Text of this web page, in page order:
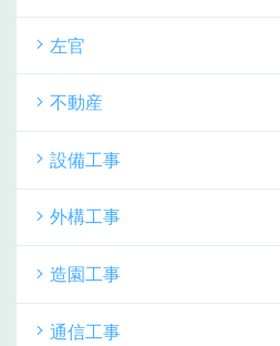
左官
不動産
設備工事
外構工事
造園工事
通信工事